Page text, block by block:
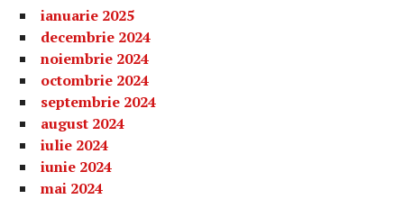
ianuarie 2025
decembrie 2024
noiembrie 2024
octombrie 2024
septembrie 2024
august 2024
iulie 2024
iunie 2024
mai 2024